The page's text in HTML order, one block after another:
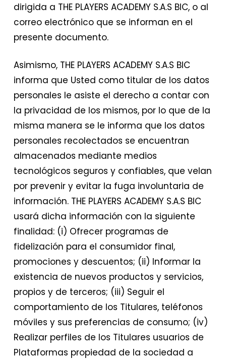
dirigida a THE PLAYERS ACADEMY S.A.S BIC, o al
correo electrónico que se informan en el
presente documento.
​Asimismo, THE PLAYERS ACADEMY S.A.S BIC
informa que Usted como titular de los datos
personales le asiste el derecho a contar con
la privacidad de los mismos, por lo que de la
misma manera se le informa que los datos
personales recolectados se encuentran
almacenados mediante medios
tecnológicos seguros y confiables, que velan
por prevenir y evitar la fuga involuntaria de
información. THE PLAYERS ACADEMY S.A.S BIC
usará dicha información con la siguiente
finalidad: (i) Ofrecer programas de
fidelización para el consumidor final,
promociones y descuentos; (ii) Informar la
existencia de nuevos productos y servicios,
propios y de terceros; (iii) Seguir el
comportamiento de los Titulares, teléfonos
móviles y sus preferencias de consumo; (iv)
Realizar perfiles de los Titulares usuarios de
Plataformas propiedad de la sociedad a